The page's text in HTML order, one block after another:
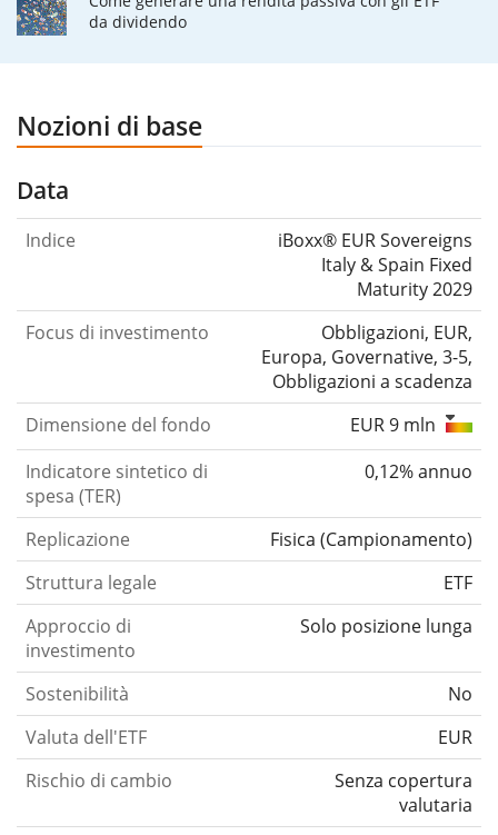
da dividendo
Nozioni di base
Data
Indice
iBoxx® EUR Sovereigns
Italy & Spain Fixed
Maturity 2029
Focus di investimento
Obbligazioni, EUR,
Europa, Governative, 3-5,
Obbligazioni a scadenza
Dimensione del fondo
EUR 9 mln
Indicatore sintetico di
spesa (TER)
0,12% annuo
Replicazione Fisica (Campionamento)
Struttura legale
ETF
Approccio di
investimento
Solo posizione lunga
Sostenibilità
No
Valuta dell'ETF
EUR
Rischio di cambio
Senza copertura
valutaria